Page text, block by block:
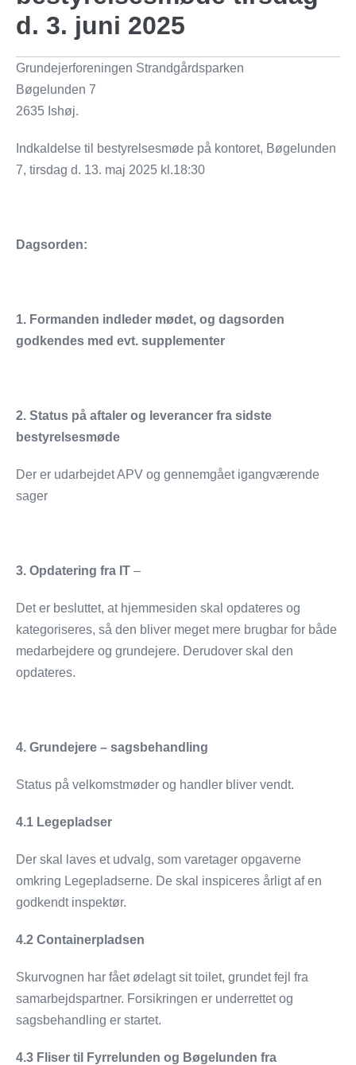
d. 3. juni 2025
Grundejerforeningen Strandgårdsparken
Bøgelunden 7
2635 Ishøj.
Indkaldelse til bestyrelsesmøde på kontoret, Bøgelunden
7, tirsdag d. 13. maj 2025 kl.18:30
Dagsorden:
1. Formanden indleder mødet, og dagsorden
godkendes med evt. supplementer
2. Status på aftaler og leverancer fra sidste
bestyrelsesmøde
Der er udarbejdet APV og gennemgået igangværende
sager
3. Opdatering fra IT –
Det er besluttet, at hjemmesiden skal opdateres og
kategoriseres, så den bliver meget mere brugbar for både
medarbejdere og grundejere. Derudover skal den
opdateres.
4. Grundejere – sagsbehandling
Status på velkomstmøder og handler bliver vendt.
4.1 Legepladser
Der skal laves et udvalg, som varetager opgaverne
omkring Legepladserne. De skal inspiceres årligt af en
godkendt inspektør.
4.2 Containerpladsen
Skurvognen har fået ødelagt sit toilet, grundet fejl fra
samarbejdspartner. Forsikringen er underrettet og
sagsbehandling er startet.
4.3 Fliser til Fyrrelunden og Bøgelunden fra